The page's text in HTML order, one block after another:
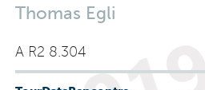
Thomas Egli
A R2 8.304